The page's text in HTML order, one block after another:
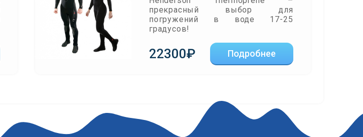
прекрасный выбор для
погружений в воде 17-25
градусов!
22300₽ Подробнее